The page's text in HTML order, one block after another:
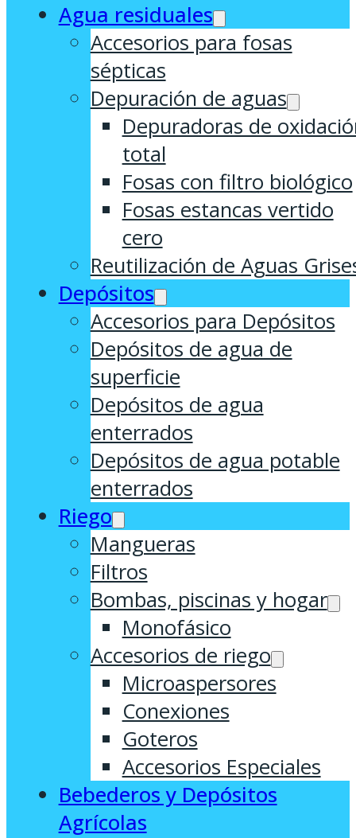
Agua residuales
Accesorios para fosas
sépticas
Depuración de aguas
Depuradoras de
total
Fosas con filtro biológico
Fosas estancas vertido
cero
Reutilización de Aguas
Depósitos
Accesorios para Depósitos
Depósitos de agua de
superficie
Depósitos de agua
enterrados
Depósitos de agua potable
enterrados
Riego
Mangueras
Filtros
Bombas, piscinas y hogar
Monofásico
Accesorios de riego
Microaspersores
Conexiones
Goteros
Accesorios Especiales
Bebederos y Depósitos
Agrícolas